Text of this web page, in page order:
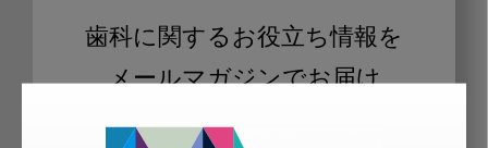
歯科に関するお役立ち情報を
メールマガジンでお届け